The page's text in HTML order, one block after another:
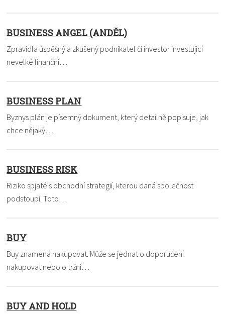
BUSINESS ANGEL (ANDĚL)
Zpravidla úspěšný a zkušený podnikatel či investor investující
nevelké finanční…
BUSINESS PLAN
Byznys plán je písemný dokument, který detailně popisuje, jak
chce nějaký…
BUSINESS RISK
Riziko spjaté s obchodní strategií, kterou daná společnost
podstoupí. Toto…
BUY
Buy znamená nakupovat. Může se jednat o doporučení
nakupovat nebo o tržní…
BUY AND HOLD